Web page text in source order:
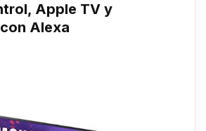
Apple TV y
Alexa